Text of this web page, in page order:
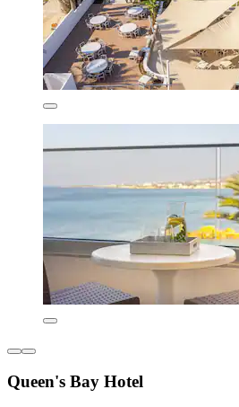
Queen's Bay Hotel